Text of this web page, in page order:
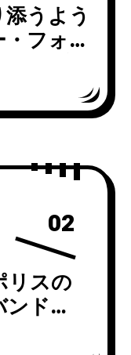
うよう
フォー
した新
ニュ
02
リスの
ンド
グル